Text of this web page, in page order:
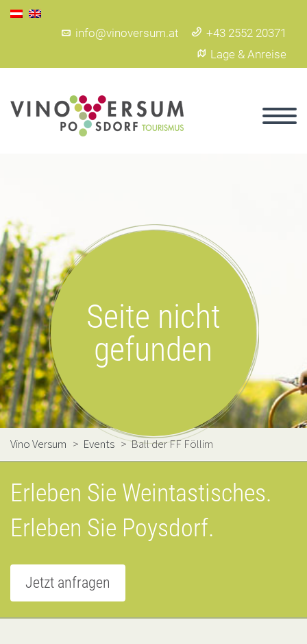
info@vinoversum.at
+43 2552 20371
Lage & Anreise
Seite nicht
gefunden
Vino Versum > Events >Ball der FF Föllim
Erleben Sie Weintastisches.
Erleben Sie Poysdorf.
Jetzt anfragen